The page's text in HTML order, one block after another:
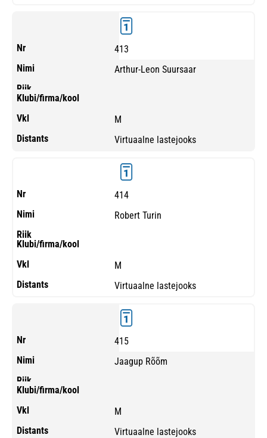
413
Arthur-Leon Suursaar
M
Virtuaalne lastejooks
414
Robert Turin
M
Virtuaalne lastejooks
415
Jaagup Rõõm
M
Virtuaalne lastejooks